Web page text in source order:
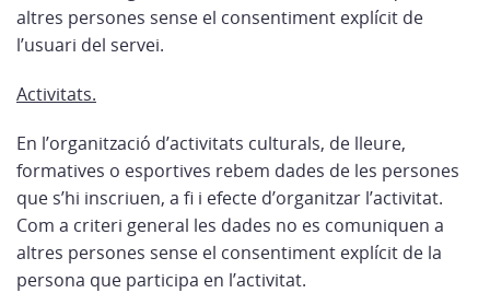
altres persones sense el consentiment explícit de
l’usuari del servei.
Activitats.
En l’organització d’activitats culturals, de lleure,
formatives o esportives rebem dades de les persones
que s’hi inscriuen, a fi i efecte d’organitzar l’activitat.
Com a criteri general les dades no es comuniquen a
altres persones sense el consentiment explícit de la
persona que participa en l’activitat.